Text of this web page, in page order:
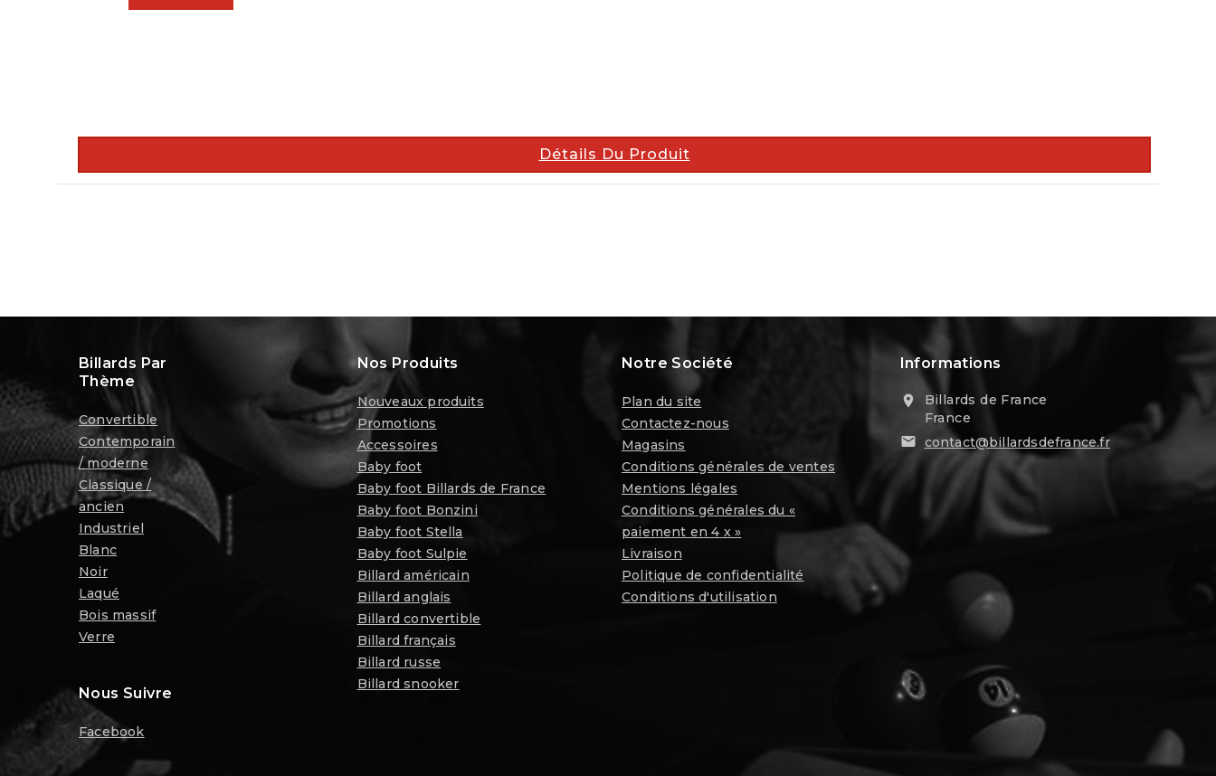
Détails Du Produit
Billards Par
Thème
Convertible
Contemporain
/ moderne
Classique /
ancien
Industriel
Blanc
Noir
Laqué
Bois massif
Verre
Nous Suivre
Facebook
Nos Produits
Nouveaux produits
Promotions
Accessoires
Baby foot
Baby foot Billards de France
Baby foot Bonzini
Baby foot Stella
Baby foot Sulpie
Billard américain
Billard anglais
Billard convertible
Billard français
Billard russe
Billard snooker
Notre Société
Plan du site
Contactez-nous
Magasins
Conditions générales de ventes
Mentions légales
Conditions générales du «
paiement en 4 x »
Livraison
Politique de confidentialité
Conditions d'utilisation
Informations

Billards de France
France
 contact@billardsdefrance.fr